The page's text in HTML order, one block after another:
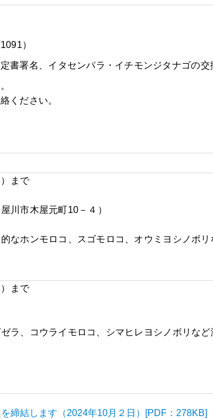
）
書署名、 イタセンパラ・イチモンジタナゴの交
ください。
まで
市木屋元町10－４）
ホンモロコ、スゴモロコ、オウミヨシノボリ
まで
、コウライモロコ、シマヒレヨシノボリなど
締結します（2024年10月２日）[PDF：278KB]